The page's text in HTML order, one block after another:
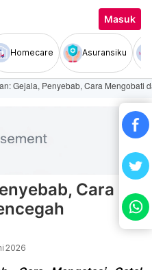
Masuk
Homecare Asuransiku
Gejala, Penyebab, Cara Mengobati
Cara
2026